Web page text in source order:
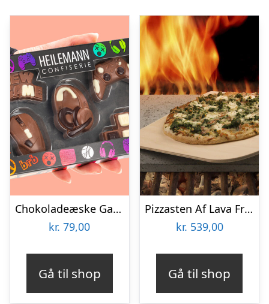
Chokoladeæske Gaming
kr. 79,00
Gå til shop
Pizzasten Af Lava Fra Etna
kr. 539,00
Gå til shop